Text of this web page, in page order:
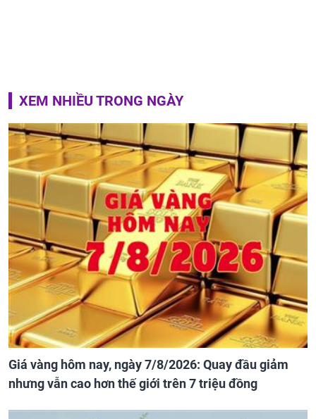
XEM NHIỀU TRONG NGÀY
Giá vàng hôm nay, ngày 7/8/2026: Quay đầu giảm
nhưng vẫn cao hơn thế giới trên 7 triệu đồng